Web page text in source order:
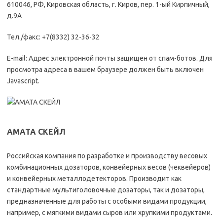
610046, РФ, Кировская область, г. Киров, пер. 1-ый Кирпичный,
д.9А
Тел./факс: +7(8332) 32-36-32
E-mail: Адрес электронной почты защищен от спам-ботов. Для
просмотра адреса в вашем браузере должен быть включен
Javascript.
АМАТА СКЕЙЛ
Российская компания по разработке и производству весовых
комбинационных дозаторов, конвейерных весов (чеквейеров)
и конвейерных металлодетекторов. Производит как
стандартные мультиголовочные дозаторы, так и дозаторы,
предназначенные для работы с особыми видами продукции,
например, с мягкими видами сыров или хрупкими продуктами.